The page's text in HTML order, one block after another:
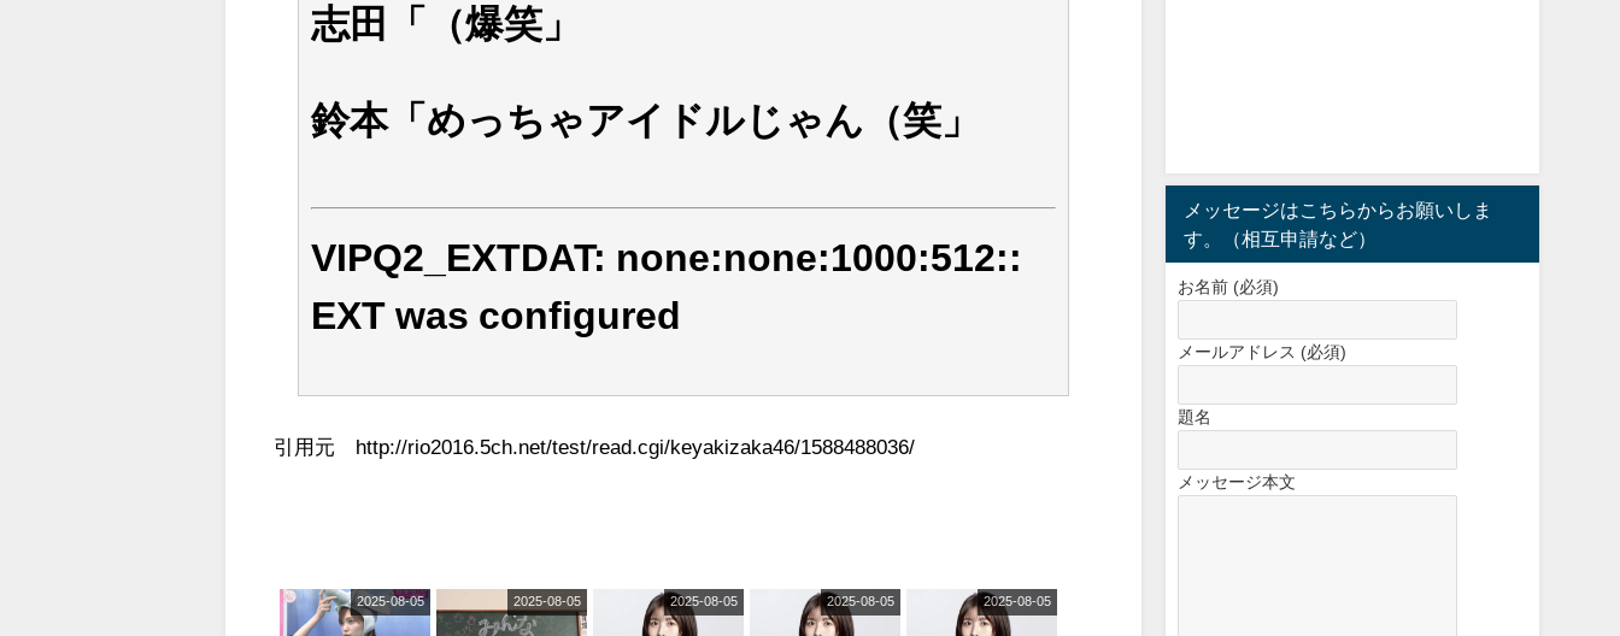
志田「（爆笑」
鈴本「めっちゃアイドルじゃん（笑」
VIPQ2_EXTDAT: none:none:1000:512::
EXT was configured
引用元 http://rio2016.5ch.net/test/read.cgi/keyakizaka46/1588488036/
2025-08-05 2025-08-05 2025-08-05 2025-08-05 2025-08-05
メッセージはこちらからお願いしま
す。（相互申請など）
お名前 (必須)
メールアドレス (必須)
題名
メッセージ本文